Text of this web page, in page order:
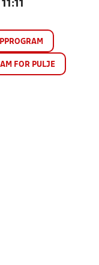
FOR PULJE